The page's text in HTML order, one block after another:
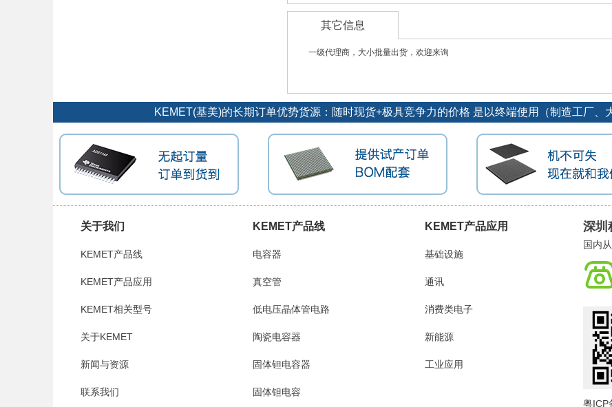
其它信息
一级代理商，大小批量出货，欢迎来询
KEMET(基美)的长期订单优势货源：随时现货+极具竞争力的价格 是以终端使用（制造工厂、
关于我们
KEMET产品线
KEMET产品应用
KEMET相关型号
关于KEMET
新闻与资源
联系我们
KEMET产品线
电容器
真空管
低电压晶体管电路
陶瓷电容器
固体钽电容器
固体钽电容
KEMET产品应用
基础设施
通讯
消费类电子
新能源
工业应用
深圳
国内
粤ICP